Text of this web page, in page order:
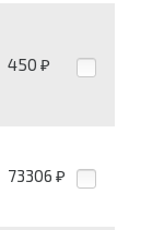
450 ₽
73306 ₽